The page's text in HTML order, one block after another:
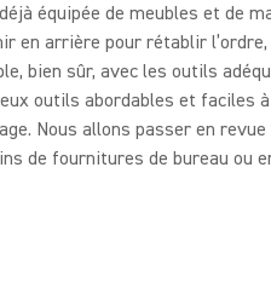
équipée de meubles et de
en arrière pour rétablir
bien sûr, avec les outils
outils abordables et faciles
Nous allons passer en
de fournitures de bureau ou